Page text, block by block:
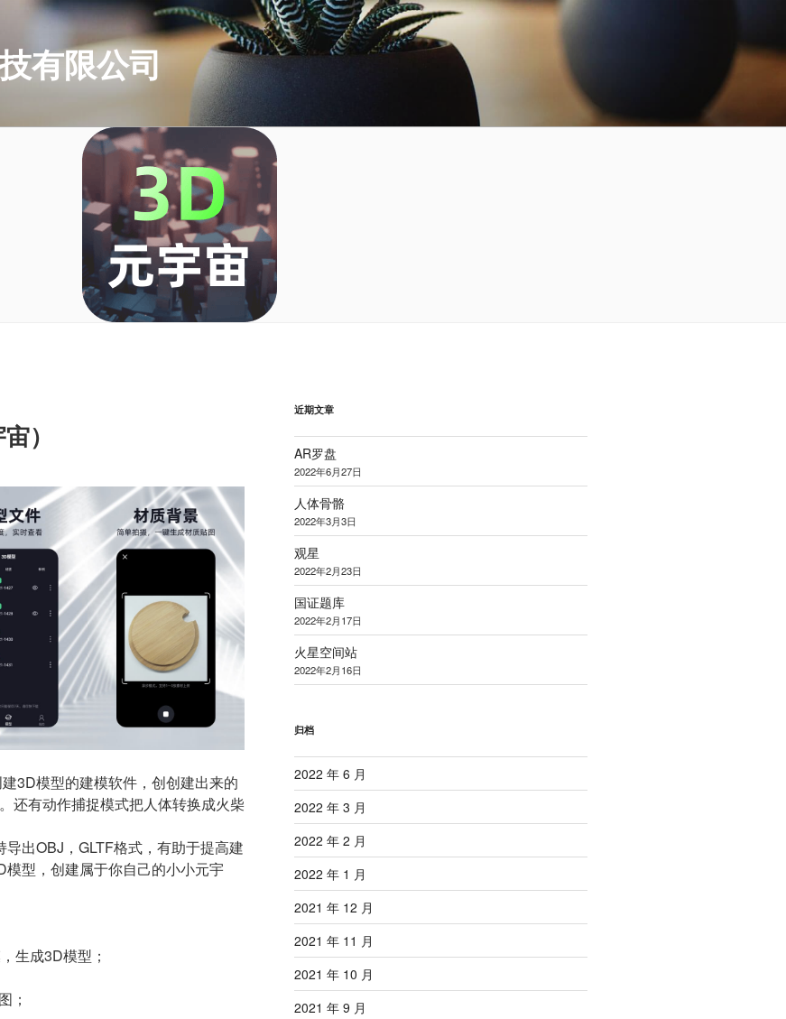
有限公司
）
3D模型的建模软件，创创建出来的
还有动作捕捉模式把人体转换成火柴
出OBJ，GLTF格式，有助于提高建
型，创建属于你自己的小小元宇
生成3D模型；
；
近期文章
AR罗盘
2022年6月27日
人体骨骼
2022年3月3日
观星
2022年2月23日
国证题库
2022年2月17日
火星空间站
2022年2月16日
归档
2022 年 6 月
2022 年 3 月
2022 年 2 月
2022 年 1 月
2021 年 12 月
2021 年 11 月
2021 年 10 月
2021 年 9 月